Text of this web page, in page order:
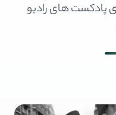
پادکست های رادیو